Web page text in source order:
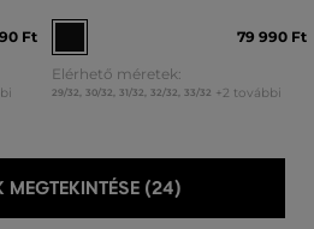
Ft 79 990 Ft
Elérhető méretek:
29/32, 30/32, 31/32, 32/32, 33/32 +2 további
MEGTEKINTÉSE (24)